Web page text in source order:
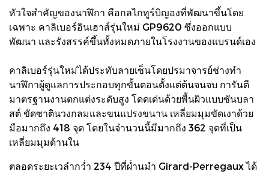
หัวใจสำคัญของนาฬิกา คือกลไกทูร์บิญองที่พัฒนาขึ้นโดย
เฉพาะ คาลิเบอร์อินเฮาส์รุ่นใหม่ GP9620 ซึ่งออกแบบ
พัฒนา และรังสรรค์ขึ้นทั้งหมดภายในโรงงานของแบรนด์เอง
คาลิเบอร์รุ่นใหม่ได้ประทับลายเซ็นโดยปรมาจารย์ช่างทำ
นาฬิกาผู้ดูแลการประกอบทุกขั้นตอนตั้งแต่ต้นจนจบ การันตี
มาตรฐานงานตกแต่งระดับสูง โดดเด่นด้วยพื้นผิวแบบซันบลา
สต์ ขัดซาตินวงกลมและขนแปรงขนาน เหลี่ยมมุมขัดเงาด้วย
มือมากถึง 418 จุด โดยในจำนวนนี้มีมากถึง 362 จุดที่เป็น
เหลี่ยมมุมด้านใน
ตลอดระยะเวลำกว่ำ 234 ปีที่ผ่ำนมำ Girard-Perregaux ได้